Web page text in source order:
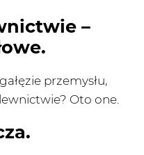
–
przemysłu,
Oto one.